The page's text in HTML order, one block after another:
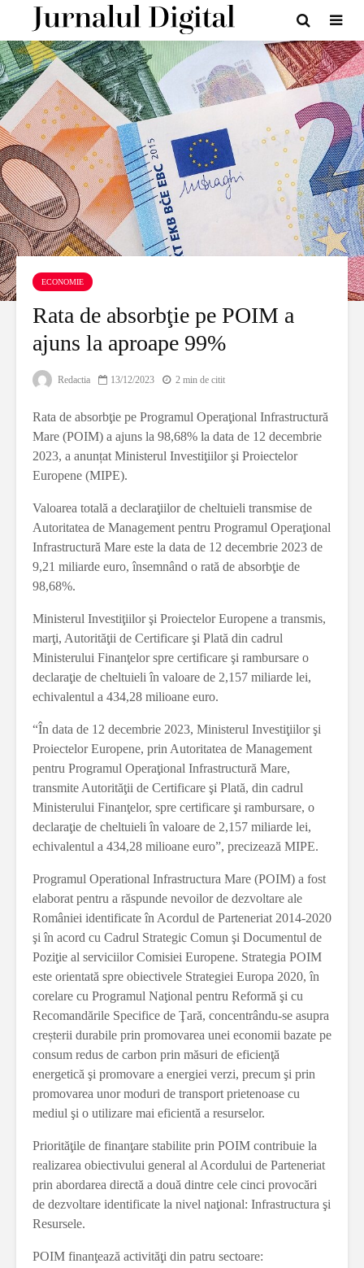
ECONOMIE
Rata de absorbţie pe POIM a
ajuns la aproape 99%
Redactia 13/12/2023 2 min de citit
Rata de absorbţie pe Programul Operaţional Infrastructură
Mare (POIM) a ajuns la 98,68% la data de 12 decembrie
2023, a anunțat Ministerul Investiţiilor şi Proiectelor
Europene (MIPE).
Valoarea totală a declaraţiilor de cheltuieli transmise de
Autoritatea de Management pentru Programul Operaţional
Infrastructură Mare este la data de 12 decembrie 2023 de
9,21 miliarde euro, însemnând o rată de absorbţie de
98,68%.
Ministerul Investiţiilor şi Proiectelor Europene a transmis,
marţi, Autorităţii de Certificare şi Plată din cadrul
Ministerului Finanţelor spre certificare şi rambursare o
declaraţie de cheltuieli în valoare de 2,157 miliarde lei,
echivalentul a 434,28 milioane euro.
“În data de 12 decembrie 2023, Ministerul Investiţiilor şi
Proiectelor Europene, prin Autoritatea de Management
pentru Programul Operaţional Infrastructură Mare,
transmite Autorităţii de Certificare şi Plată, din cadrul
Ministerului Finanţelor, spre certificare şi rambursare, o
declaraţie de cheltuieli în valoare de 2,157 miliarde lei,
echivalentul a 434,28 milioane euro”, precizează MIPE.
Programul Operational Infrastructura Mare (POIM) a fost
elaborat pentru a răspunde nevoilor de dezvoltare ale
României identificate în Acordul de Parteneriat 2014-2020
şi în acord cu Cadrul Strategic Comun şi Documentul de
Poziţie al serviciilor Comisiei Europene. Strategia POIM
este orientată spre obiectivele Strategiei Europa 2020, în
corelare cu Programul Naţional pentru Reformă şi cu
Recomandările Specifice de Ţară, concentrându-se asupra
creșterii durabile prin promovarea unei economii bazate pe
consum redus de carbon prin măsuri de eficienţă
energetică şi promovare a energiei verzi, precum şi prin
promovarea unor moduri de transport prietenoase cu
mediul şi o utilizare mai eficientă a resurselor.
Priorităţile de finanţare stabilite prin POIM contribuie la
realizarea obiectivului general al Acordului de Parteneriat
prin abordarea directă a două dintre cele cinci provocări
de dezvoltare identificate la nivel naţional: Infrastructura şi
Resursele.
POIM finanţează activităţi din patru sectoare: